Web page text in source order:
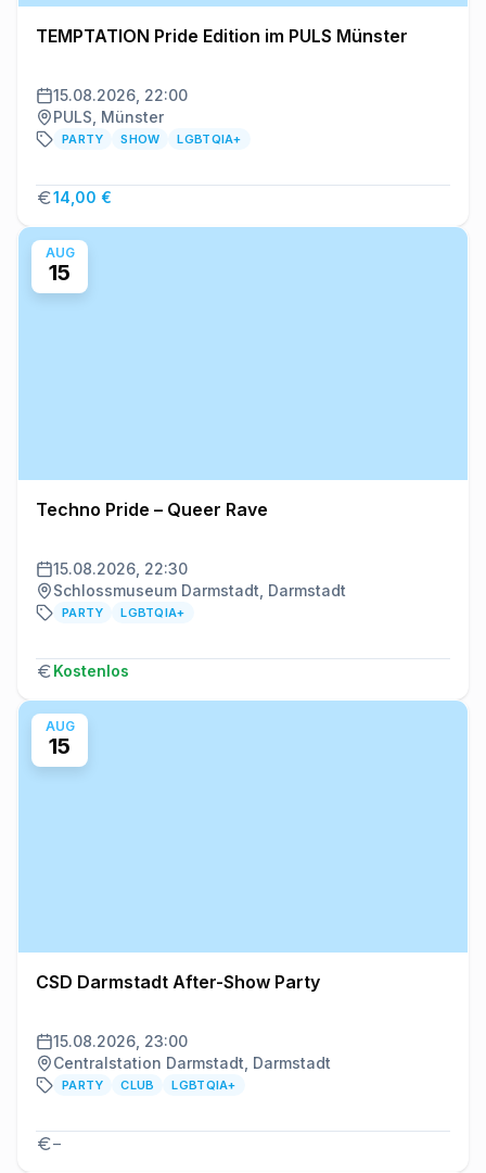
TEMPTATION Pride Edition im PULS Münster
15.08.2026, 22:00
PULS, Münster
PARTY SHOW LGBTQIA+
14,00 €
AUG
15
Techno Pride – Queer Rave
15.08.2026, 22:30
Schlossmuseum Darmstadt, Darmstadt
PARTY LGBTQIA+
Kostenlos
AUG
15
CSD Darmstadt After-Show Party
15.08.2026, 23:00
Centralstation Darmstadt, Darmstadt
PARTY CLUB LGBTQIA+
–